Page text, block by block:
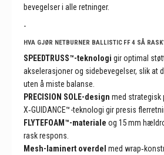
bevegelser i alle retninger.
-
HVA GJØR NETBURNER BALLISTIC FF 4 SÅ
SPEEDTRUSS™-teknologi gir optimal
akselerasjoner og sidebevegelser, slik at
uten å miste balanse.
PRECISION SOLE-design med strategisk
X‑GUIDANCE™-teknologi gir presis
FLYTEFOAM™-materiale og 15 mm
rask respons.
Mesh-laminert overdel med